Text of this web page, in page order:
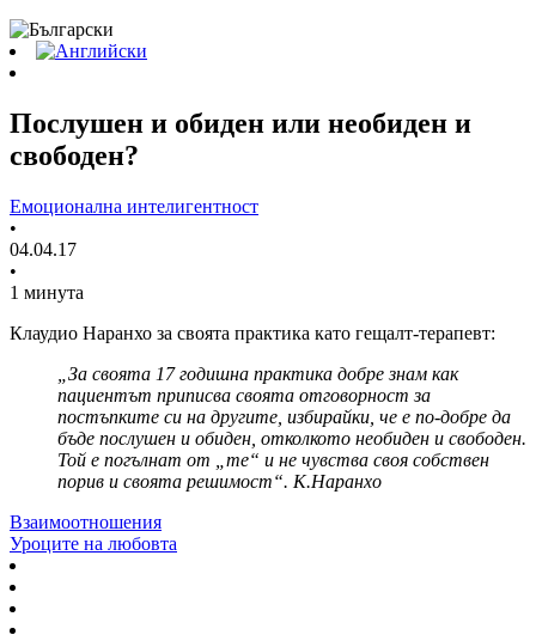
Послушен и обиден или необиден и
свободен?
Емоционална интелигентност
•
04.04.17
•
1 минута
Клаудио Наранхо за своята практика като гещалт-терапевт:
„За своята 17 годишна практика добре знам как
пациентът приписва своята отговорност за
постъпките си на другите, избирайки, че е по-добре да
бъде послушен и обиден, отколкото необиден и свободен.
Той е погълнат от „те“ и не чувства своя собствен
порив и своята решимост“. К.Наранхо
Взаимоотношения
Уроците на любовта